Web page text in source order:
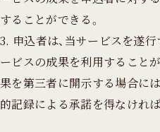
することができる。
3. 申込者は、当サービスを遂
ービスの成果を利用すること
果を第三者に開示する場合に
的記録による承諾を得なければ